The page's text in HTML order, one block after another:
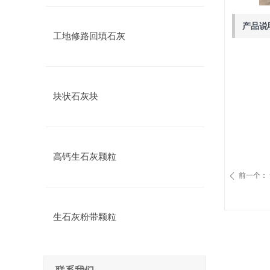
产品说
ꄴ 前一个：
工地修路回填石灰
块状石灰块
高钙生石灰颗粒
生石灰粉带颗粒